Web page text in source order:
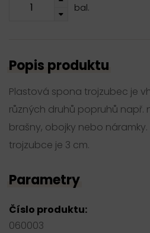
bal.
Popis produktu
Plastová spona trojzubec je
různých druhů popruhů např.
brašny, obojky nebo
trojzubce je 3 cm.
Parametry
Číslo produktu:
060003